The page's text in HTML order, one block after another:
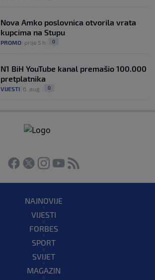
Nova Amko poslovnica otvorila vrata
kupcima na Stupu
PROMO prije 5 h 0
N1 BiH YouTube kanal premašio 100.000
pretplatnika
VIJESTI 6. aug. 0
NAJNOVIJE
VIJESTI
FORBES
SPORT
SVIJET
MAGAZIN